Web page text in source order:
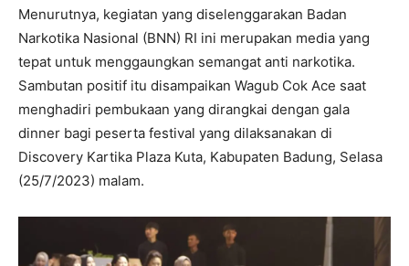
Menurutnya, kegiatan yang diselenggarakan Badan
Narkotika Nasional (BNN) RI ini merupakan media yang
tepat untuk menggaungkan semangat anti narkotika.
Sambutan positif itu disampaikan Wagub Cok Ace saat
menghadiri pembukaan yang dirangkai dengan gala
dinner bagi peserta festival yang dilaksanakan di
Discovery Kartika Plaza Kuta, Kabupaten Badung, Selasa
(25/7/2023) malam.